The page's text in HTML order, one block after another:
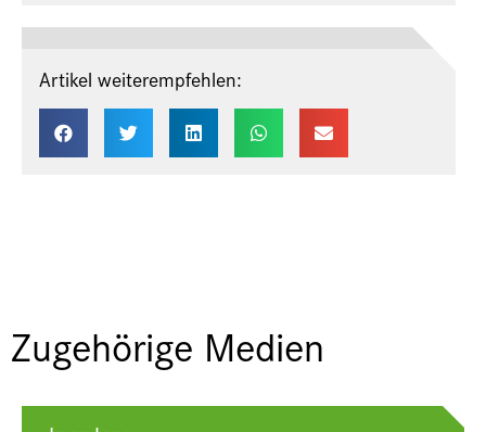
Artikel weiterempfehlen:
Zugehörige Medien